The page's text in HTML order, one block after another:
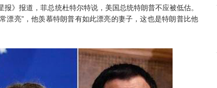
》报道，菲总统杜特尔特说，美国总统特朗普不应被低估。
漂亮”，他羡慕特朗普有如此漂亮的妻子，这也是特朗普比他